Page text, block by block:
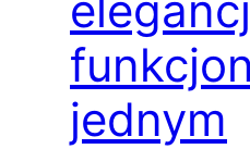
jednym